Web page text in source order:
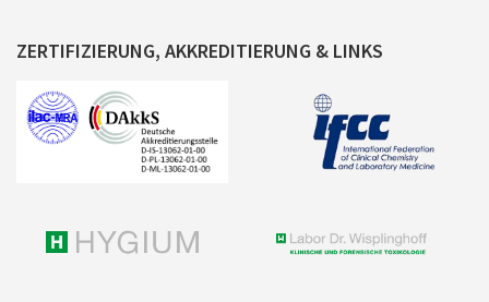
ZERTIFIZIERUNG, AKKREDITIERUNG & LINKS